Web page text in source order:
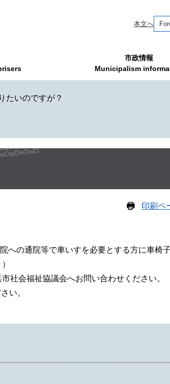
本文へ
市政情報
Municipalism
たいのですが？
印刷ペ
への通院等で車いすを必要とする方に車椅
社会福祉協議会へお問い合わせください。
い。